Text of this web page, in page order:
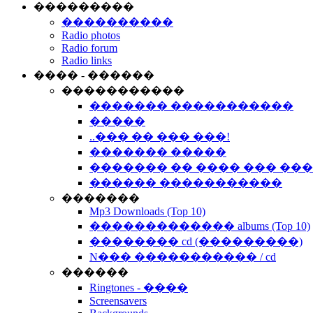
���������
����������
Radio photos
Radio forum
Radio links
���� - ������
�����������
������� �����������
�����
..��� �� ��� ���!
������� �����
������� �� ���� ���
������ �����������
�������
Mp3 Downloads (Top 10)
������������� albums (Top 10)
�������� cd (���������)
N��� ����������� / cd
������
Ringtones - ����
Screensavers